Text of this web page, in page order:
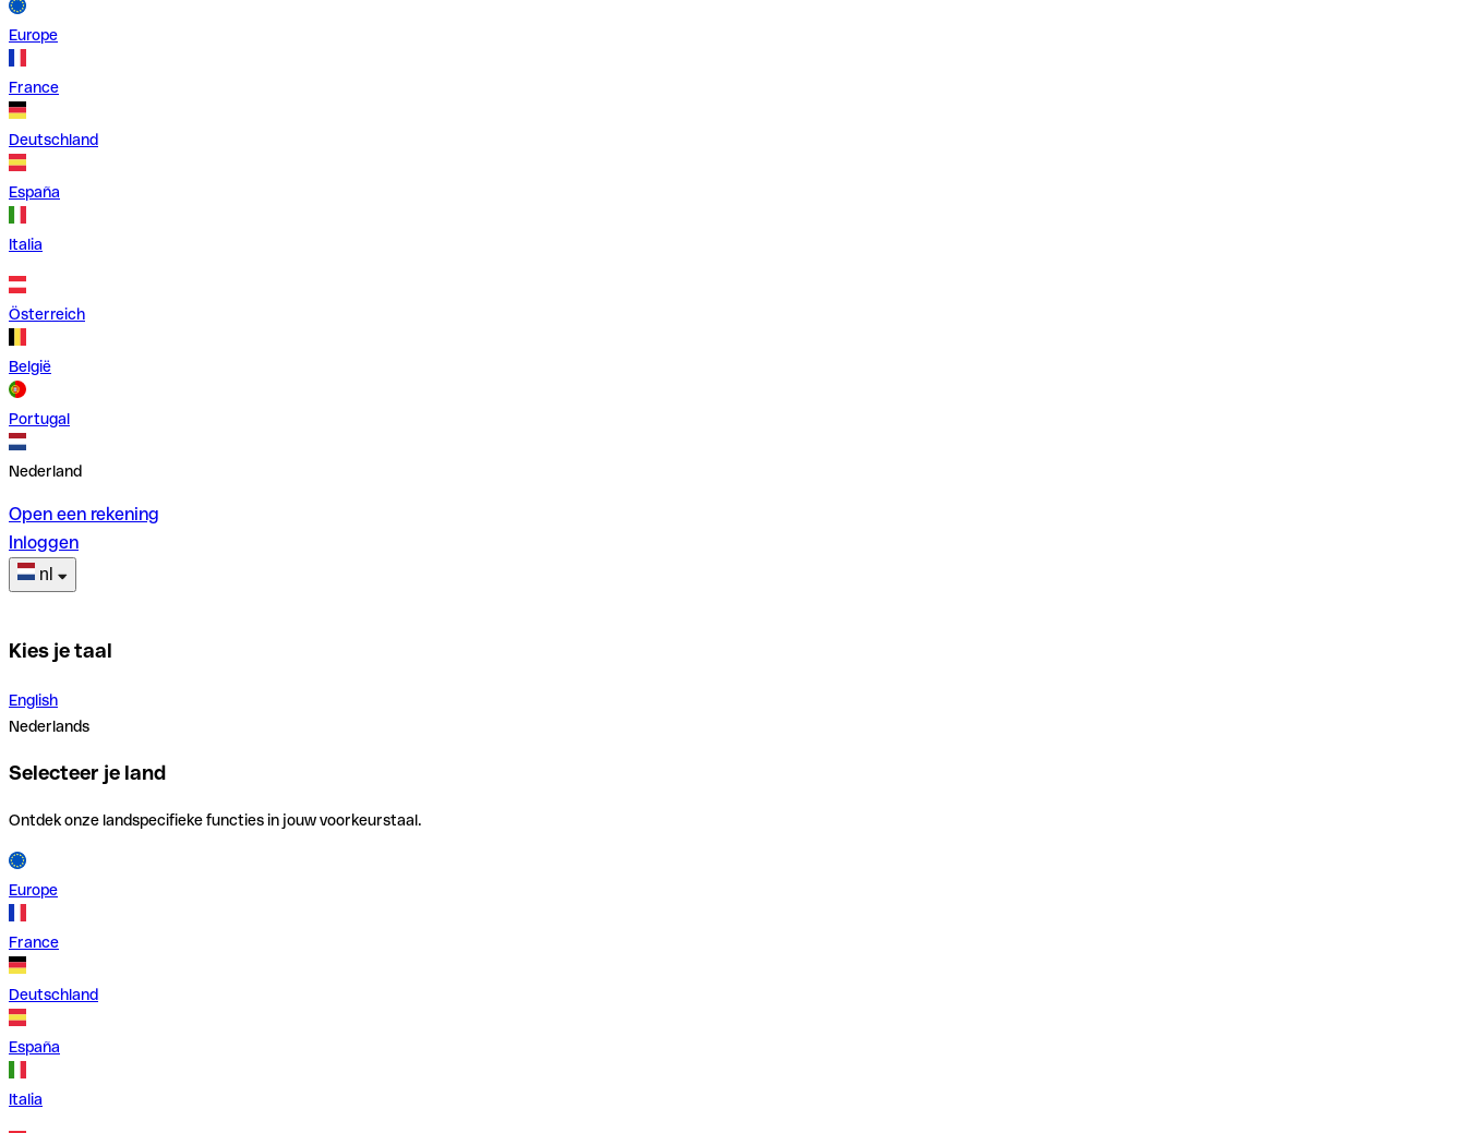
Europe
France
Deutschland
España
Italia
Österreich
België
Portugal
Nederland
Open een rekening
Inloggen
nl
Kies je taal
English
Nederlands
Selecteer je land
Ontdek onze landspecifieke functies in jouw voorkeurstaal.
Europe
France
Deutschland
España
Italia